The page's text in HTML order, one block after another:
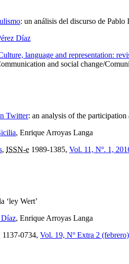
: un análisis del discurso de
Díaz
language and representation:
and social change/
Twitter: an analysis of the
, Enrique Arroyas Langa
, ISSN-e 1989-1385, Vol. 11, Nº. 1,
‘ley Wert’
Díaz, Enrique Arroyas Langa
1137-0734, Vol. 19, Nº Extra 2